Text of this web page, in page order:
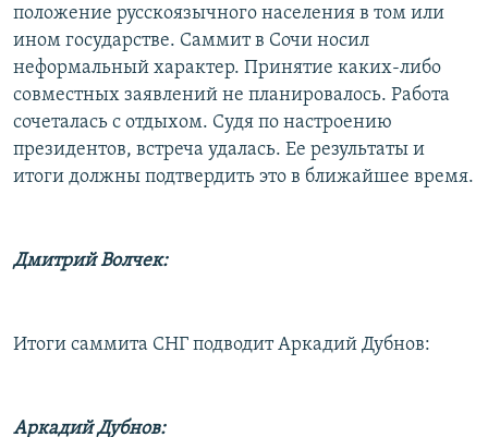
положение русскоязычного населения в том или
ином государстве. Саммит в Сочи носил
неформальный характер. Принятие каких-либо
совместных заявлений не планировалось. Работа
сочеталась с отдыхом. Судя по настроению
президентов, встреча удалась. Ее результаты и
итоги должны подтвердить это в ближайшее время.
Дмитрий Волчек:
Итоги саммита СНГ подводит Аркадий Дубнов:
Аркадий Дубнов: